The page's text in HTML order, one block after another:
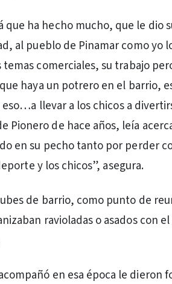
que ha hecho mucho, que le dio
al pueblo de Pinamar como yo
comerciales, su trabajo
haya un potrero en el barrio,
llevar a los chicos a
Pionero de hace años, leía
en su pecho tanto por perder
y los chicos”, asegura.
de barrio, como punto de
ravioladas o asados con
en esa época le dieron